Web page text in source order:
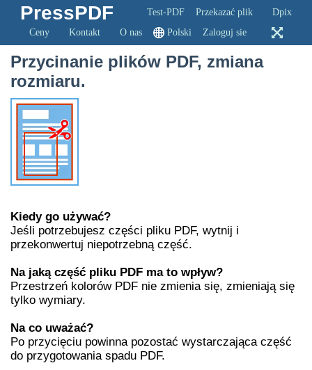
PressPDF Test-PDF Przekazać plik
Dpix
Ceny
Kontakt O nas Polski Zaloguj sie
Przycinanie plików PDF, zmiana
rozmiaru.
Kiedy go używać?
Jeśli potrzebujesz części pliku PDF, wytnij i
przekonwertuj niepotrzebną część.
Na jaką część pliku PDF ma to wpływ?
Przestrzeń kolorów PDF nie zmienia się, zmieniają się
tylko wymiary.
Na co uważać?
Po przycięciu powinna pozostać wystarczająca część
do przygotowania spadu PDF.